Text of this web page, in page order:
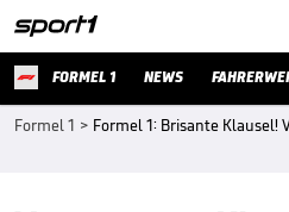
FORMEL 1 NEWS
Formel 1 > Formel 1: Brisante Klausel!